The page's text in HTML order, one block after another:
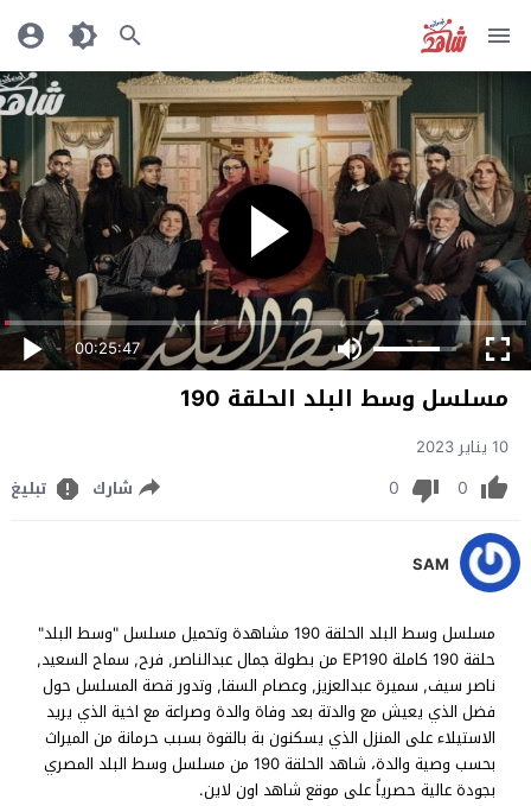
00:25:47
مسلسل وسط البلد الحلقة 190
10 يناير 2023
0
0 شارك تبليغ
SAM
مسلسل وسط البلد الحلقة 190 مشاهدة وتحميل مسلسل "وسط البلد"
حلقة 190 كاملة EP190 من بطولة جمال عبدالناصر, فرح, سماح السعيد,
ناصر سيف, سميرة عبدالعزيز, وعصام السقا, وتدور قصة المسلسل حول
فضل الذي يعيش مع والدتة بعد وفاة والدة وصراعة مع اخية الذي يريد
الاستيلاء على المنزل الذي يسكنون بة بالقوة بسبب حرمانة من الميراث
بحسب وصية والدة، شاهد الحلقة 190 من مسلسل وسط البلد المصري
بجودة عالية حصرياً على موقع شاهد اون لاين.